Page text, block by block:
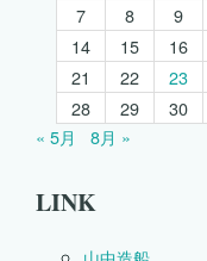
7
8 9
14
15 16
21
22 23
28
29 30
« 5月
8月 »
LINK